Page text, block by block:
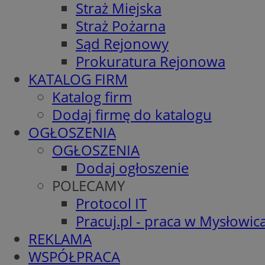
Straż Miejska
Straż Pożarna
Sąd Rejonowy
Prokuratura Rejonowa
KATALOG FIRM
Katalog firm
Dodaj firmę do katalogu
OGŁOSZENIA
OGŁOSZENIA
Dodaj ogłoszenie
POLECAMY
Protocol IT
Pracuj.pl - praca w
REKLAMA
WSPÓŁPRACA